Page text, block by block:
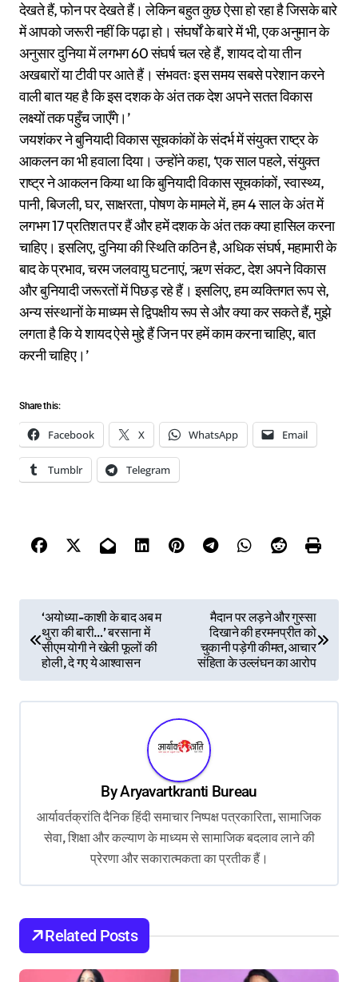
देखते हैं, फोन पर देखते हैं। लेकिन बहुत कुछ ऐसा हो रहा है जिसके बारे
में आपको जरूरी नहीं कि पढ़ा हो। संघर्षों के बारे में भी, एक अनुमान के
अनुसार दुनिया में लगभग 60 संघर्ष चल रहे हैं, शायद दो या तीन
अखबारों या टीवी पर आते हैं। संभवतः इस समय सबसे परेशान करने
वाली बात यह है कि इस दशक के अंत तक देश अपने सतत विकास
लक्ष्यों तक पहुँच जाएँगे।’
जयशंकर ने बुनियादी विकास सूचकांकों के संदर्भ में संयुक्त राष्ट्र के
आकलन का भी हवाला दिया। उन्होंने कहा, ‘एक साल पहले, संयुक्त
राष्ट्र ने आकलन किया था कि बुनियादी विकास सूचकांकों, स्वास्थ्य,
पानी, बिजली, घर, साक्षरता, पोषण के मामले में, हम 4 साल के अंत में
लगभग 17 प्रतिशत पर हैं और हमें दशक के अंत तक क्या हासिल करना
चाहिए। इसलिए, दुनिया की स्थिति कठिन है, अधिक संघर्ष, महामारी के
बाद के प्रभाव, चरम जलवायु घटनाएं, ऋण संकट, देश अपने विकास
और बुनियादी जरूरतों में पिछड़ रहे हैं। इसलिए, हम व्यक्तिगत रूप से,
अन्य संस्थानों के माध्यम से द्विपक्षीय रूप से और क्या कर सकते हैं, मुझे
लगता है कि ये शायद ऐसे मुद्दे हैं जिन पर हमें काम करना चाहिए, बात
करनी चाहिए।’
Share this:
Facebook X WhatsApp Email
Tumblr Telegram
o
n
‘अयोध्या-काशी के बाद अब म
थुरा की बारी…’ बरसाना में
सीएम योगी ने खेली फूलों की
होली, दे गए ये आश्वासन
मैदान पर लड़ने और गुस्सा
दिखाने की हरमनप्रीत को
चुकानी पड़ेगी कीमत, आचार
संहिता के उल्लंघन का आरोप
ByAryavartkranti Bureau
आर्यावर्तक्रांति दैनिक हिंदी समाचार निष्पक्ष पत्रकारिता, सामाजिक
सेवा, शिक्षा और कल्याण के माध्यम से सामाजिक बदलाव लाने की
प्रेरणा और सकारात्मकता का प्रतीक हैं।
Related Posts